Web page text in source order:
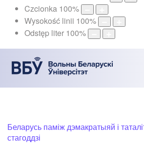
Czcionka 100%
Wysokość linii 100%
Odstęp liter 100%
Беларусь паміж дэмакратыяй і
стагоддзі